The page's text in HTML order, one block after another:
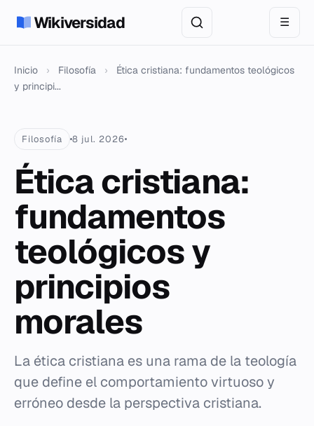
Wikiversidad ☰
Inicio › Filosofía ›
Ética cristiana: fundamentos teológicos
y principi...
Filosofía 8 jul. 2026
Ética cristiana:
fundamentos
teológicos y
principios
morales
La ética cristiana es una rama de la teología
que define el comportamiento virtuoso y
erróneo desde la perspectiva cristiana.